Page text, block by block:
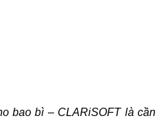
bao bì – CLARiSOFT là cần